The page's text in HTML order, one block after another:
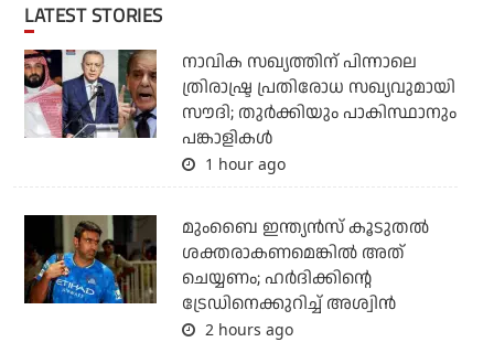
LATEST STORIES
നാവിക സഖ്യത്തിന് പിന്നാലെ
ത്രിരാഷ്ട്ര പ്രതിരോധ സഖ്യവുമായി
സൗദി; തുര്‍ക്കിയും പാകിസ്ഥാനും
പങ്കാളികള്‍
1 hour ago
മുംബൈ ഇന്ത്യന്‍സ് കൂടുതല്‍
ശക്തരാകണമെങ്കില്‍ അത്
ചെയ്യണം; ഹര്‍ദിക്കിന്റെ
ട്രേഡിനെക്കുറിച്ച് അശ്വിന്‍
2 hours ago